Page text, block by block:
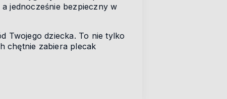
a jednocześnie bezpieczny w
Twojego dziecka. To nie tylko
chętnie zabiera plecak